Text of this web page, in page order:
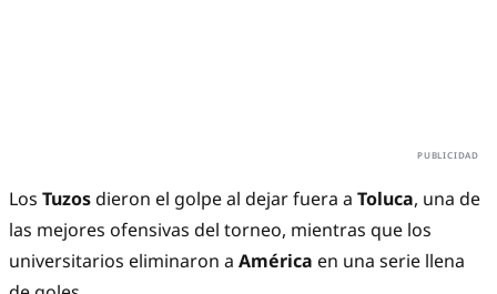
Los Tuzosdieron el golpe al dejar fuera a Toluca, una de
las mejores ofensivas del torneo, mientras que los
universitarios eliminaron a América en una serie llena